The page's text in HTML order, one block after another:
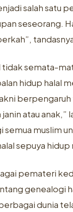
salah satu
seseorang.
tidak semata-
hidup halal
atau anak,”
semua muslim
sepuya hidup
pemateri
genealogi
dunia